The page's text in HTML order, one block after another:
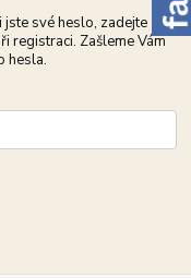
jste své heslo, zadejte
registraci. Zašleme Vám
hesla.